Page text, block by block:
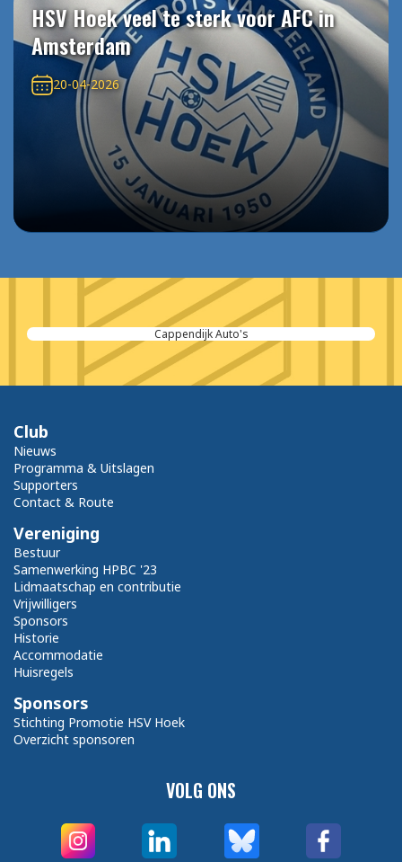
HSV Hoek veel te sterk voor AFC in
Amsterdam
20-04-2026
Cappendijk Auto's
VOLG ONS
Club
Nieuws
Programma & Uitslagen
Supporters
Contact & Route
Vereniging
Bestuur
Samenwerking HPBC '23
Lidmaatschap en contributie
Vrijwilligers
Sponsors
Historie
Accommodatie
Huisregels
Sponsors
Stichting Promotie HSV Hoek
Overzicht sponsoren